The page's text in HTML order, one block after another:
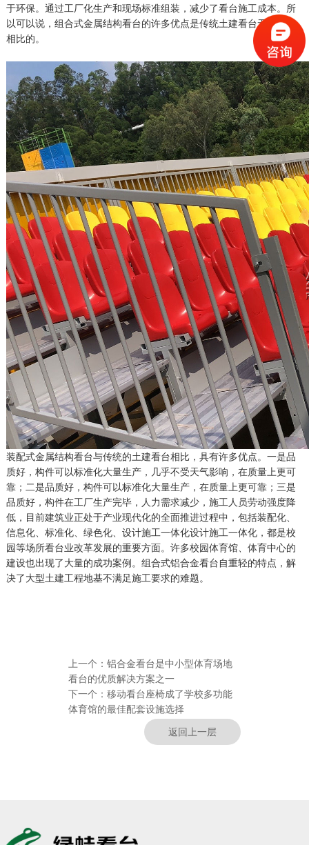
于环保。通过工厂化生产和现场标准组装，减少了看台施工成本。所
以可以说，组合式金属结构看台的许多优点是传统土建看台无法与之
相比的。
装配式金属结构看台与传统的土建看台相比，具有许多优点。一是品
质好，构件可以标准化大量生产，几乎不受天气影响，在质量上更可
靠；二是品质好，构件可以标准化大量生产，在质量上更可靠；三是
品质好，构件在工厂生产完毕，人力需求减少，施工人员劳动强度降
低，目前建筑业正处于产业现代化的全面推进过程中，包括装配化、
信息化、标准化、绿色化、设计施工一体化设计施工一体化，都是校
园等场所看台业改革发展的重要方面。许多校园体育馆、体育中心的
建设也出现了大量的成功案例。组合式铝合金看台自重轻的特点，解
决了大型土建工程地基不满足施工要求的难题。
上一个： 铝合金看台是中小型体育场地
看台的优质解决方案之一
下一个： 移动看台座椅成了学校多功能
体育馆的最佳配套设施选择
返回上一层